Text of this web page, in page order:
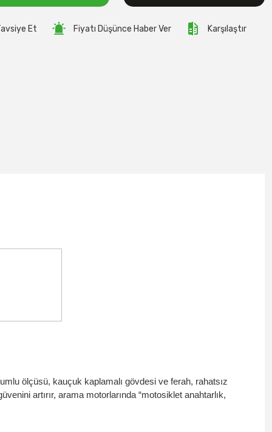
Et Fiyatı Düşünce Haber Ver Karşılaştır
ölçüsü, kauçuk kaplamalı gövdesi ve ferah, rahatsız
artırır, arama motorlarında “motosiklet anahtarlık,